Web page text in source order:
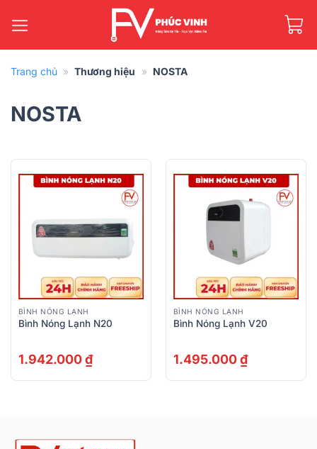
qua
NOSTA
Trang chủ » Thương hiệu » NOSTA
BÌNH NÓNG LẠNH
Bình Nóng Lạnh N20
1.942.000₫
BÌNH NÓNG LẠNH
Bình Nóng Lạnh V20
1.495.000₫